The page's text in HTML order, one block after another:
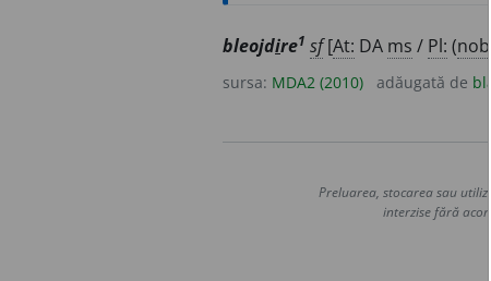
bleojdire1 sf[At: DA ms / Pl: (nob
sursa: MDA2 (2010) adăugată de
Preluarea, stocarea sau
interzise fără